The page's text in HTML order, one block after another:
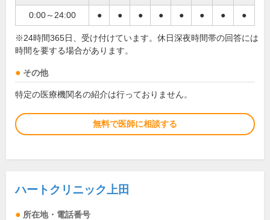
0:00～24:00 ● ● ● ● ● ● ● ●
※24時間365日、受け付けています。休日深夜時間帯の回答には
時間を要する場合があります。
その他
特定の医療機関名の紹介は行っておりません。
無料で医師に相談する
ハートクリニック上田
所在地・電話番号